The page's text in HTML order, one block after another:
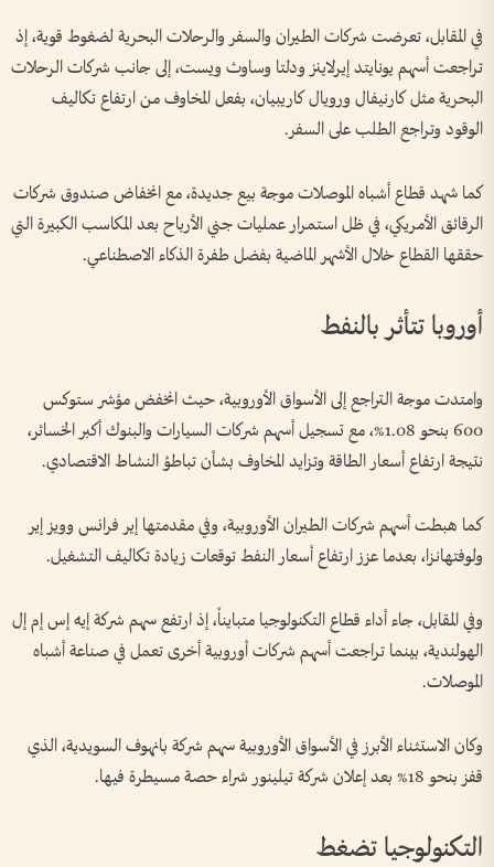
في المقابل، تعرضت شركات الطيران والسفر والرحلات البحرية لضغوط قوية، إذ
تراجعت أسهم يونايتد إيرلاينز ودلتا وساوث ويست، إلى جانب شركات الرحلات
البحرية مثل كارنيفال ورويال كاريبيان، بفعل المخاوف من ارتفاع تكاليف
الوقود وتراجع الطلب على السفر.
كما شهد قطاع أشباه الموصلات موجة بيع جديدة، مع انخفاض صندوق شركات
الرقائق الأمريكي، في ظل استمرار عمليات جني الأرباح بعد المكاسب الكبيرة التي
حققها القطاع خلال الأشهر الماضية بفضل طفرة الذكاء الاصطناعي.
أوروبا تتأثر بالنفط
وامتدت موجة التراجع إلى الأسواق الأوروبية، حيث انخفض مؤشر ستوكس
600 بنحو 1.08%، مع تسجيل أسهم شركات السيارات والبنوك أكبر الخسائر،
نتيجة ارتفاع أسعار الطاقة وتزايد المخاوف بشأن تباطؤ النشاط الاقتصادي.
كما هبطت أسهم شركات الطيران الأوروبية، وفي مقدمتها إير فرانس وويز إير
ولوفتهانزا، بعدما عزز ارتفاع أسعار النفط توقعات زيادة تكاليف التشغيل.
وفي المقابل، جاء أداء قطاع التكنولوجيا متبايناً، إذ ارتفع سهم شركة إيه إس إم إل
الهولندية، بينما تراجعت أسهم شركات أوروبية أخرى تعمل في صناعة أشباه
الموصلات.
وكان الاستثناء الأبرز في الأسواق الأوروبية سهم شركة بانهوف السويدية، الذي
قفز بنحو 18% بعد إعلان شركة تيلينور شراء حصة مسيطرة فيها.
التكنولوجيا تضغط